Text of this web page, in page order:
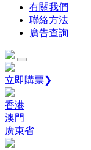
有關我們
聯絡方法
廣告查詢
立即購票❯
香港
澳門
廣東省